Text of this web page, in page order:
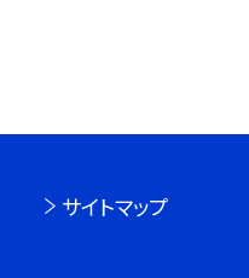
サイトマップ